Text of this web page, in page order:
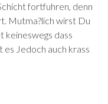
fortfuhren, denn
Mutma?lich wirst Du
keineswegs dass
Jedoch auch krass